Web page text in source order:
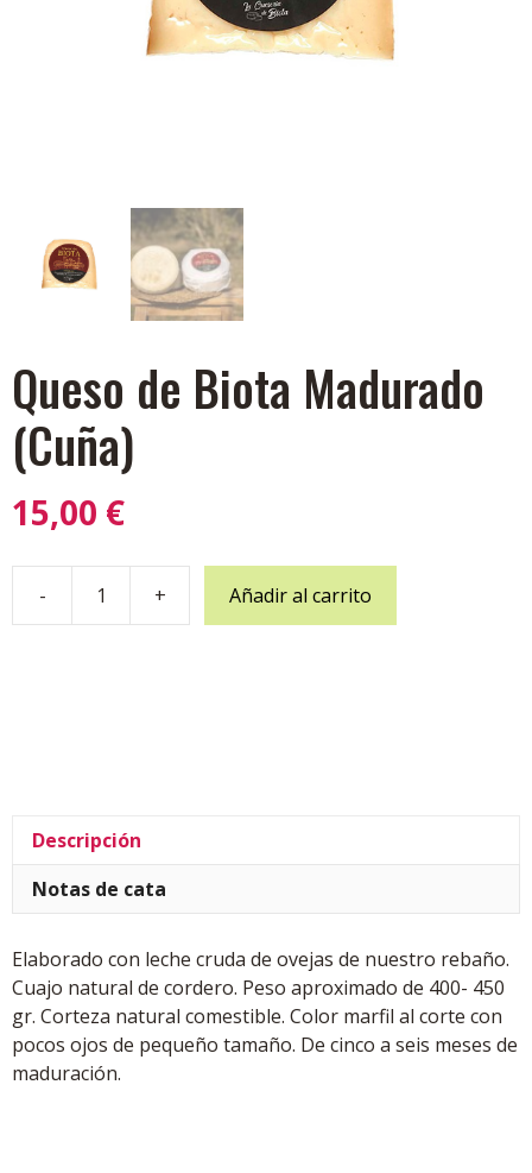
Queso de Biota Madurado
(Cuña)
15,00 €
-
Queso
+ Añadir al carrito
Descripción
Notas de cata
Elaborado con leche cruda de ovejas de nuestro rebaño.
Cuajo natural de cordero. Peso aproximado de 400- 450
gr. Corteza natural comestible. Color marfil al corte con
pocos ojos de pequeño tamaño. De cinco a seis meses de
maduración.